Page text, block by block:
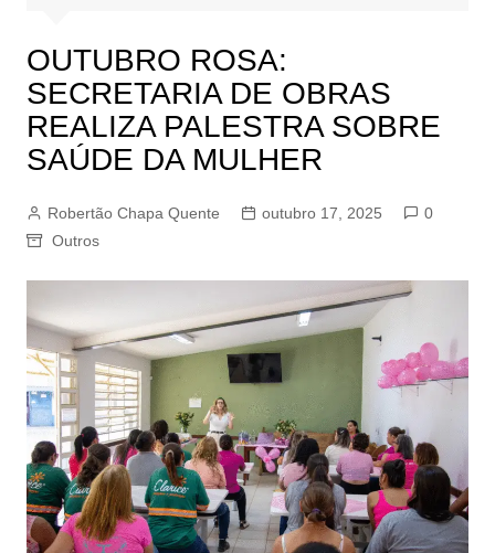
OUTUBRO ROSA:
SECRETARIA DE OBRAS
REALIZA PALESTRA SOBRE
SAÚDE DA MULHER
Robertão Chapa Quente outubro 17, 2025
0
Outros